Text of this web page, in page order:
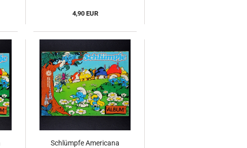
4,90 EUR
Schlümpfe Americana